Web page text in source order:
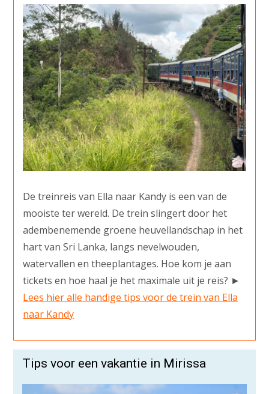
De treinreis van Ella naar Kandy is een van de
mooiste ter wereld. De trein slingert door het
adembenemende groene heuvellandschap in het
hart van Sri Lanka, langs nevelwouden,
watervallen en theeplantages. Hoe kom je aan
tickets en hoe haal je het maximale uit je reis? ►
Lees hier alle handige tips voor de trein van Ella
naar Kandy
Tips voor een vakantie in Mirissa